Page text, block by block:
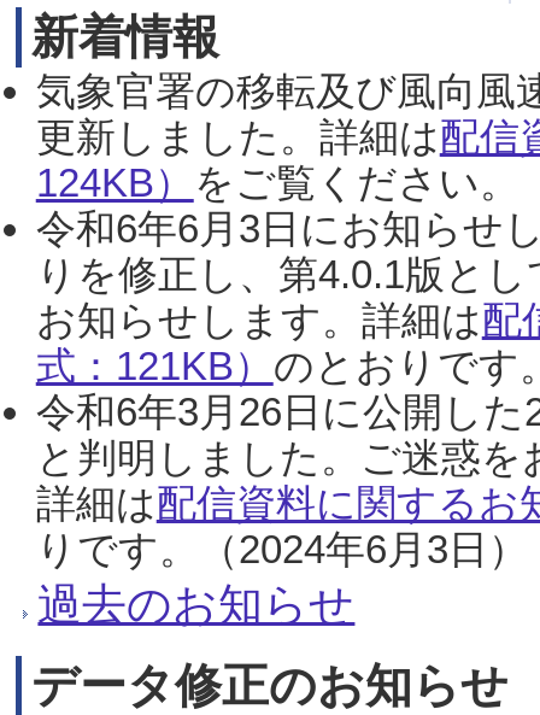
新着情報
気象官署の移転及び風向風
更新しました。詳細は配信
124KB） をご覧ください。
令和6年6月3日にお知らせ
りを修正し、第4.0.1版と
お知らせします。詳細は配
式：121KB） のとおりです
令和6年3月26日に公開し
と判明しました。ご迷惑
詳細は配信資料に関するお
りです。（2024年6月3日）
過去のお知らせ
データ修正のお知らせ